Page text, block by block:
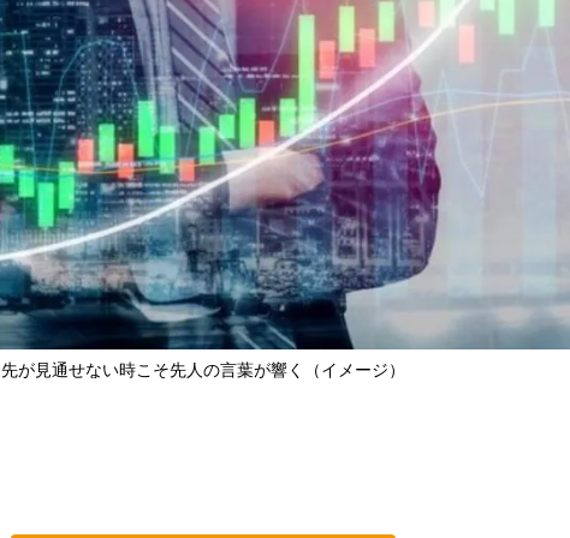
先が見通せない時こそ先人の言葉が響く（イメージ）